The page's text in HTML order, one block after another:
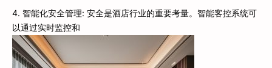
4. 智能化安全管理: 安全是酒店行业的重要考量。智能客控系统可
以通过实时监控和